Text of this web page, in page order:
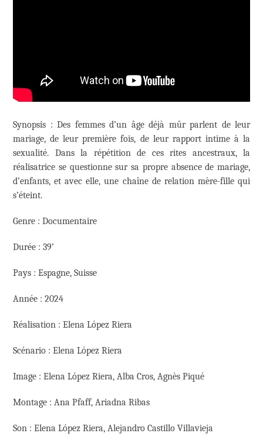
Synopsis : Des femmes d’un âge déjà mûr parlent de leur
mariage, de leur première fois, de leur rapport intime à la
sexualité. Dans la répétition de ces rites ancestraux, la
réalisatrice se questionne sur sa propre absence de mariage,
d’enfants, et avec elle, une chaîne de relation mère-fille qui
s’éteint.
Genre : Documentaire
Durée : 39’
Pays : Espagne, Suisse
Année : 2024
Réalisation : Elena López Riera
Scénario : Elena López Riera
Image : Elena López Riera, Alba Cros, Agnès Piqué
Montage : Ana Pfaff, Ariadna Ribas
Son : Elena López Riera, Alejandro Castillo Villavieja